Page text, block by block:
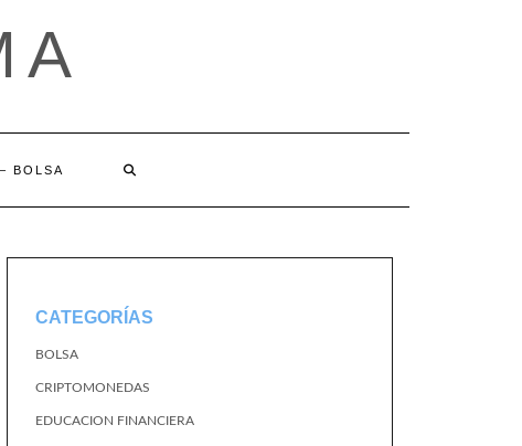
BOLSA
CATEGORÍAS
BOLSA
CRIPTOMONEDAS
EDUCACION FINANCIERA